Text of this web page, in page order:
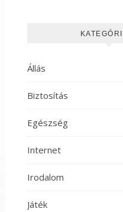
Állás
Biztosítás
Egészség
Internet
Irodalom
Játék